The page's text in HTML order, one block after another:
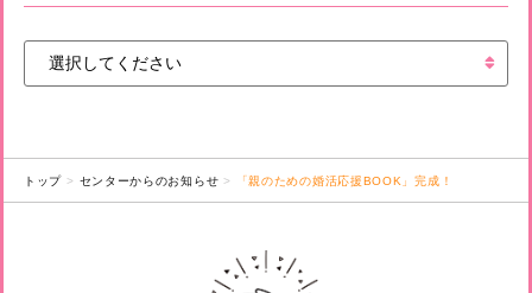
トップ センターからのお知らせ 「親のための婚活応援BOOK」完成！